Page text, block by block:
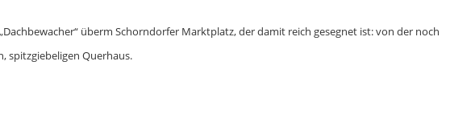
überm Schorndorfer Marktplatz, der damit reich gesegnet ist: von der noch
spitzgiebeligen Querhaus.